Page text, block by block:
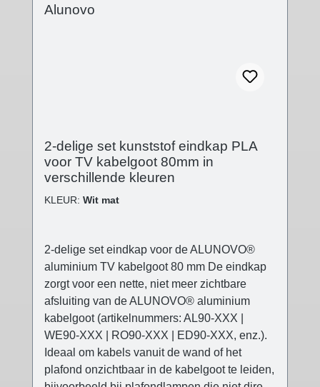
verschillende afwerkingen- Afmetingen
2-delige set kunststof eindkap PLA
voor TV kabelgoot 80mm in
verschillende kleuren
KLEUR: Wit mat
2-delige set eindkap voor de ALUNOVO®
aluminium TV kabelgoot 80 mm De eindkap
zorgt voor een nette, niet meer zichtbare
afsluiting van de ALUNOVO® aluminium
kabelgoot (artikelnummers: AL90-XXX |
WE90-XXX | RO90-XXX | ED90-XXX, enz.).
Ideaal om kabels vanuit de wand of het
plafond onzichtbaar in de kabelgoot te leiden,